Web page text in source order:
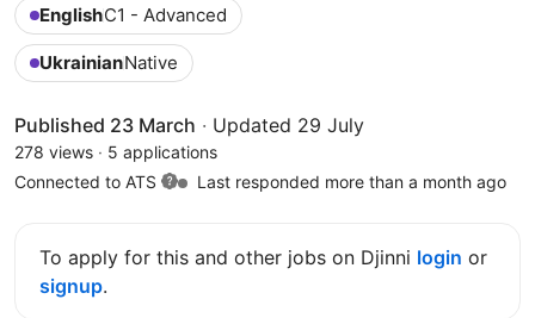
EnglishC1 - Advanced
UkrainianNative
Published 23 March · Updated 29 July
278 views · 5 applications
Connected to ATS
Last responded more than a month ago
To apply for this and other jobs on Djinni login or
signup.